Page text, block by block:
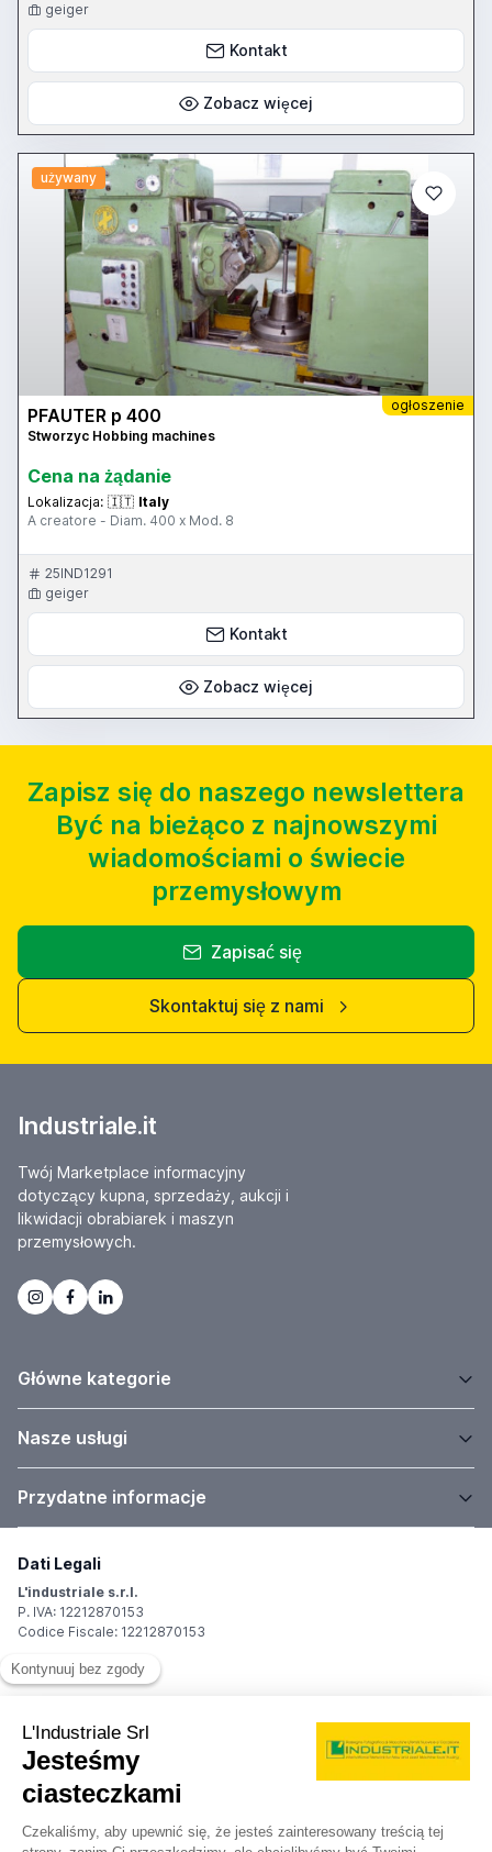
geiger
Kontakt
Zobacz więcej
używany
ogłoszenie
PFAUTER p 400
Stworzyc Hobbing machines
Cena na żądanie
Lokalizacja: 🇮🇹 Italy
A creatore - Diam. 400 x Mod. 8
25IND1291
geiger
Kontakt
Zobacz więcej
Zapisz się do naszego newslettera
Być na bieżąco z najnowszymi
wiadomościami o świecie
przemysłowym
Zapisać się
Skontaktuj się z nami
Industriale.it
Twój Marketplace informacyjny
dotyczący kupna, sprzedaży, aukcji i
likwidacji obrabiarek i maszyn
przemysłowych.
Główne kategorie
Nasze usługi
Przydatne informacje
Dati Legali
L'industriale s.r.l.
P. IVA: 12212870153
Codice Fiscale: 12212870153
Sede Legale
20148 Milano (MI)
Italy
Registro Imprese
REA: MI-1539011